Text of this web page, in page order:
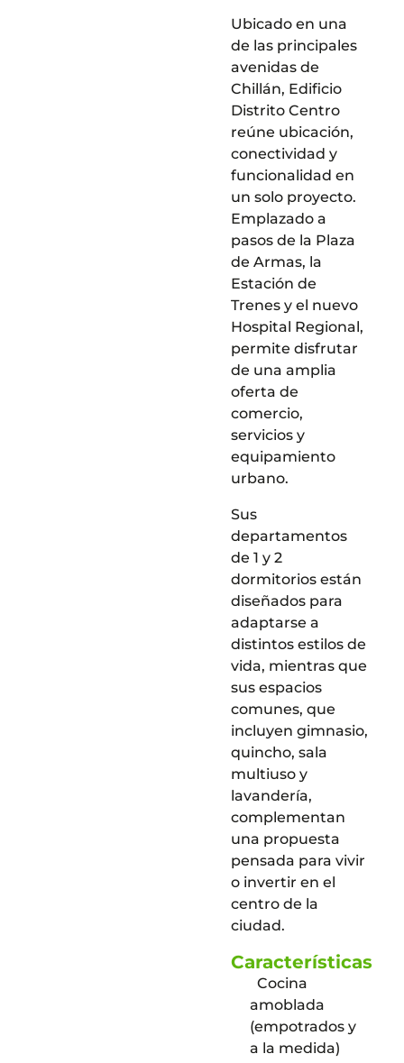
Ubicado en una
de las principales
avenidas de
Chillán, Edificio
Distrito Centro
reúne ubicación,
conectividad y
funcionalidad en
un solo proyecto.
Emplazado a
pasos de la Plaza
de Armas, la
Estación de
Trenes y el nuevo
Hospital Regional,
permite disfrutar
de una amplia
oferta de
comercio,
servicios y
equipamiento
urbano.
Sus
departamentos
de 1 y 2
dormitorios están
diseñados para
adaptarse a
distintos estilos de
vida, mientras que
sus espacios
comunes, que
incluyen gimnasio,
quincho, sala
multiuso y
lavandería,
complementan
una propuesta
pensada para vivir
o invertir en el
centro de la
ciudad.
Características
Cocina
amoblada
(empotrados y
a la medida)